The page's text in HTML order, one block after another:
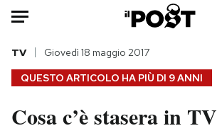
HOME
Italia
Moda
QUESTO ARTICOLO HA PIÙ DI 9 ANNI
TV Giovedì 18 maggio 2017
Cosa c’è stasera in TV